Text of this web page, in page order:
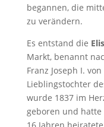
begannen, die
zu verändern.
Es entstand die
Markt, benannt
Franz Joseph I.
Lieblingstochter
wurde 1837 im
geboren und